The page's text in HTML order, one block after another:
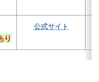
り
公式サイト